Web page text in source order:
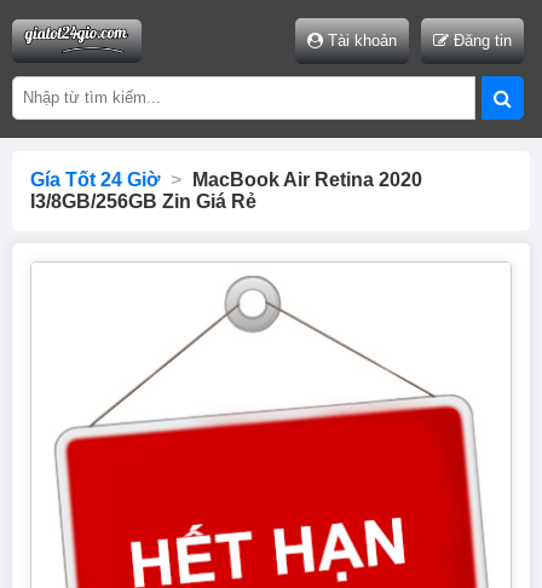
Tài khoản Đăng tin
Gía Tốt 24 Giờ >
MacBook Air Retina 2020
I3/8GB/256GB Zin Giá Rẻ